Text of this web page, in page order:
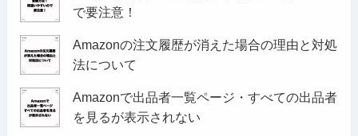
で要注意！
Amazonの注文履歴が消えた場合の理由と対処
法について
Amazonで出品者一覧ページ・すべての出品者
を見るが表示されない